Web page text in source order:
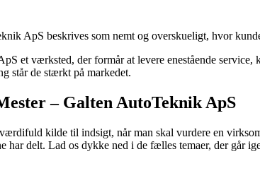
ApS beskrives som nemt og overskueligt, hvor
et værksted, der formår at levere enestående
står de stærkt på markedet.
– Galten AutoTeknik ApS
kilde til indsigt, når man skal vurdere en
har delt. Lad os dykke ned i de fælles temaer, der går